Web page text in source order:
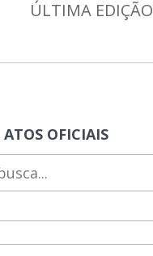
ÚLTIMA EDIÇÃO
OFICIAIS